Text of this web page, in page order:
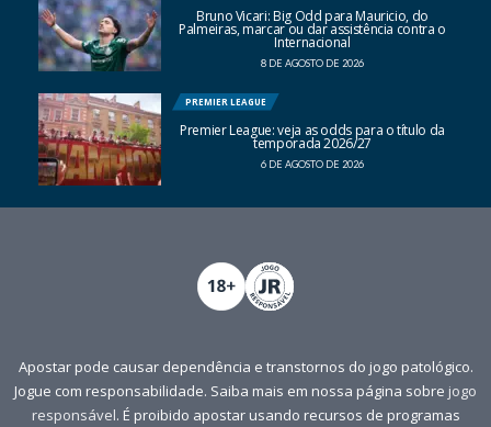
Bruno Vicari: Big Odd para Mauricio, do
Palmeiras, marcar ou dar assistência contra o
Internacional
8 DE AGOSTO DE 2026
PREMIER LEAGUE
Premier League: veja as odds para o título da
temporada 2026/27
6 DE AGOSTO DE 2026
Apostar pode causar dependência e transtornos do jogo patológico.
Jogue com responsabilidade. Saiba mais em nossa página sobre jogo
responsável. É proibido apostar usando recursos de programas